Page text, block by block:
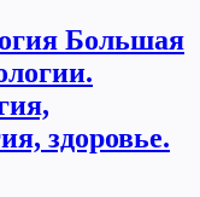
Большая
здоровье.